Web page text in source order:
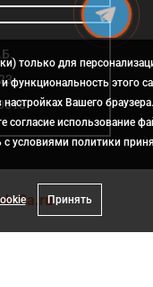
2a.ru
только для
функциональность этого
Вашего браузера.
согласие использование
с условиями политики
Принять